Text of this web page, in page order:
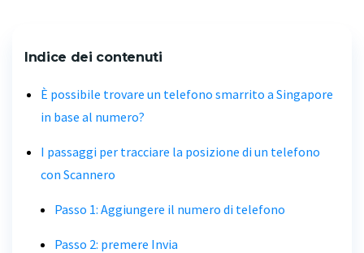
Indice dei contenuti
È possibile trovare un telefono smarrito a Singapore
in base al numero?
I passaggi per tracciare la posizione di un telefono
con Scannero
Passo 1: Aggiungere il numero di telefono
Passo 2: premere Invia